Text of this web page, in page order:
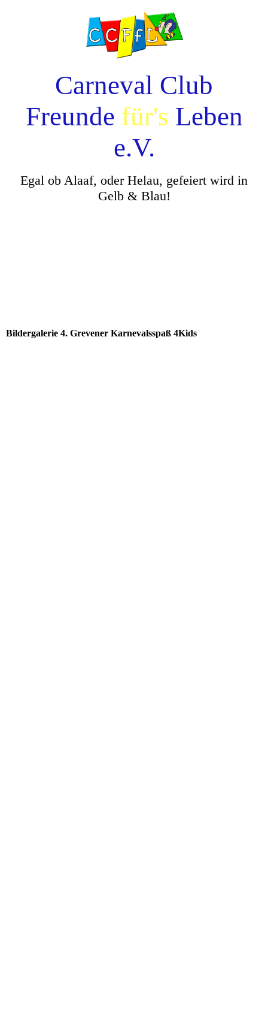
Carneval Club
Freunde für's Leben
e.V.
Egal ob Alaaf, oder Helau, gefeiert wird in
Gelb & Blau!
Bildergalerie 4. Grevener Karnevalsspaß 4Kids